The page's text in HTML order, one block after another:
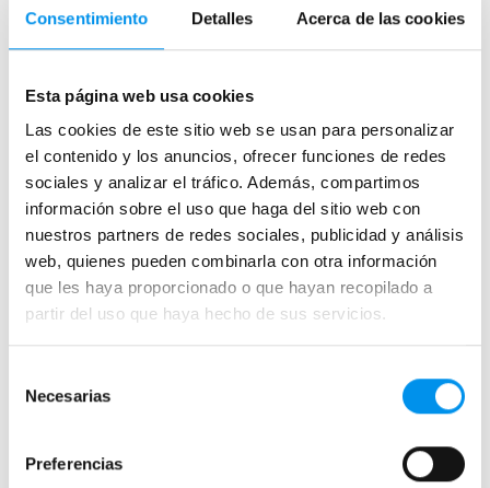
Consentimiento Detalles Acerca de las cookies
Esta página web usa cookies
Las cookies de este sitio web se usan para personalizar
el contenido y los anuncios, ofrecer funciones de redes
sociales y analizar el tráfico. Además, compartimos
información sobre el uso que haga del sitio web con
nuestros partners de redes sociales, publicidad y análisis
web, quienes pueden combinarla con otra información
que les haya proporcionado o que hayan recopilado a
partir del uso que haya hecho de sus servicios.
Necesarias
Preferencias
Frontales
Bañeras en esquina
Hojas o biombos de bañera
Mamparas de bañera abatibles
Mamparas de bañera correderas
Mamparas de bañera sin perfilería
Plegables
Frontales
Mamparas rectangulares